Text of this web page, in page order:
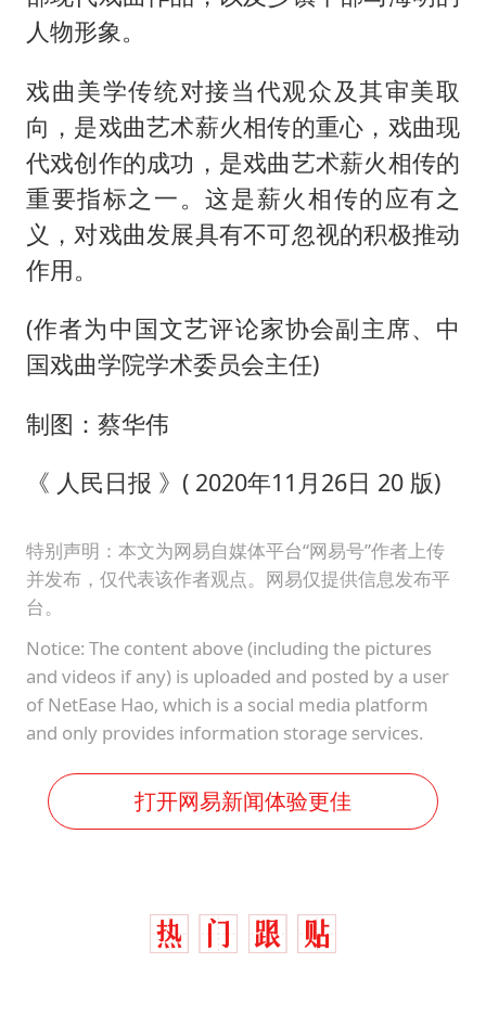
人物形象。
戏曲美学传统对接当代观众及其审美取
向，是戏曲艺术薪火相传的重心，戏曲现
代戏创作的成功，是戏曲艺术薪火相传的
重要指标之一。这是薪火相传的应有之
义，对戏曲发展具有不可忽视的积极推动
作用。
(作者为中国文艺评论家协会副主席、中
国戏曲学院学术委员会主任)
制图：蔡华伟
《 人民日报 》( 2020年11月26日 20 版)
特别声明：本文为网易自媒体平台“网易号”作者上传
并发布，仅代表该作者观点。网易仅提供信息发布平
台。
Notice: The content above (including the pictures
and videos if any) is uploaded and posted by a user
of NetEase Hao, which is a social media platform
and only provides information storage services.
打开网易新闻体验更佳